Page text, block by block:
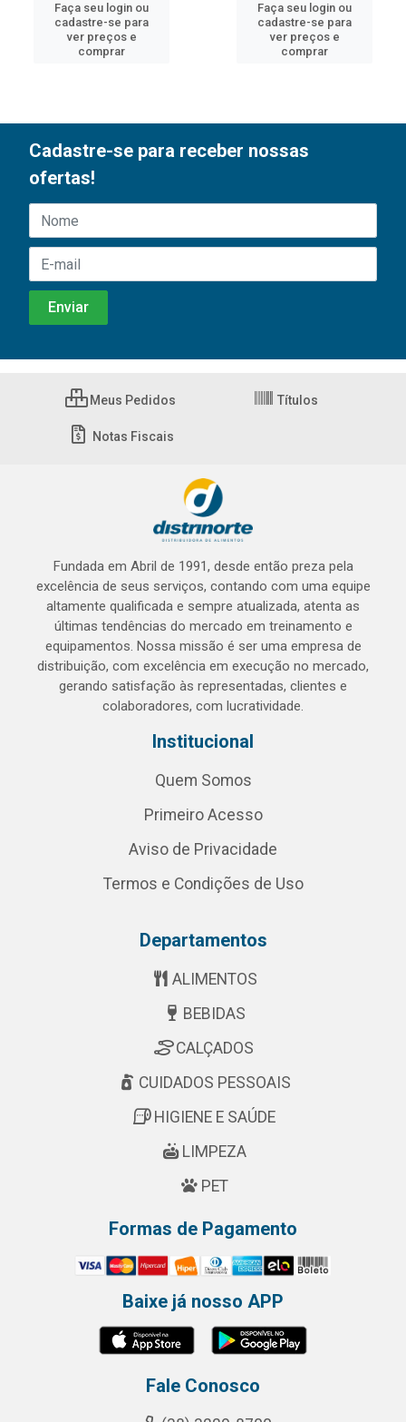
Faça seu login ou
cadastre-se para
ver preços e
comprar
Faça seu login ou
cadastre-se para
ver preços e
comprar
Cadastre-se para receber nossas
ofertas!
Meus Pedidos Títulos
Notas Fiscais
Fundada em Abril de 1991, desde então preza pela
excelência de seus serviços, contando com uma equipe
altamente qualificada e sempre atualizada, atenta as
últimas tendências do mercado em treinamento e
equipamentos. Nossa missão é ser uma empresa de
distribuição, com excelência em execução no mercado,
gerando satisfação às representadas, clientes e
colaboradores, com lucratividade.
Institucional
Quem Somos
Primeiro Acesso
Aviso de Privacidade
Termos e Condições de Uso
Departamentos
ALIMENTOS
BEBIDAS
CALÇADOS
CUIDADOS PESSOAIS
HIGIENE E SAÚDE
LIMPEZA
PET
Formas de Pagamento
Baixe já nosso APP
Fale Conosco